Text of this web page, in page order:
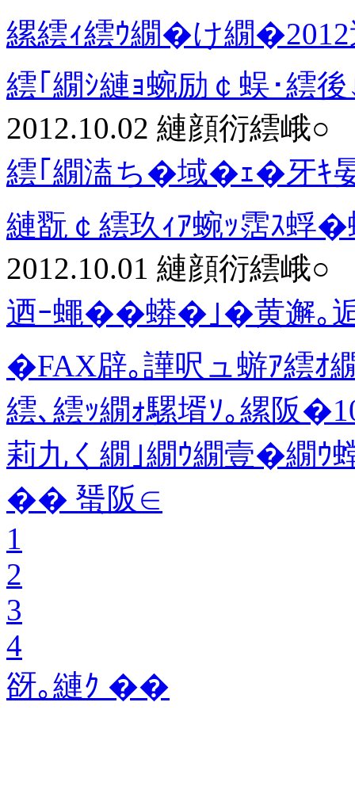
縲繧ｨ繧ｳ繝�け繝
繧｢繝ｼ縺ｮ蜿励￠蜈･繧
2012.10.02 縺顔衍繧峨○
繧｢繝溘ち�域�ｪ�牙ｷ
縺翫￠繧玖ｨｱ蜿ｯ霑ｽ蜉
2012.10.01 縺顔衍繧峨○
迺ｰ蠅��蟒�｣�黄邂｡
�FAX辟｡譁呎ュ蝣ｱ繧ｵ
繧､繧ｯ繝ｫ騾壻ｿ｡縲阪
莉九く繝｣繝ｳ繝壹�繝ｳ
�� 蜑阪∈
1
2
3
4
谺｡縺ｸ ��